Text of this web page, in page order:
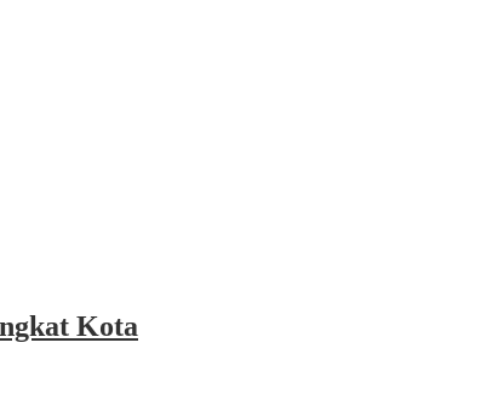
Kota